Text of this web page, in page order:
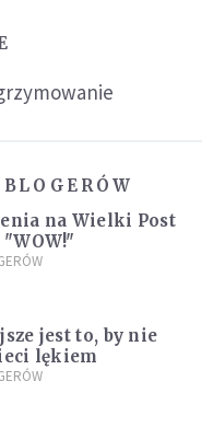
na Wielki Post
jest to, by nie
lękiem